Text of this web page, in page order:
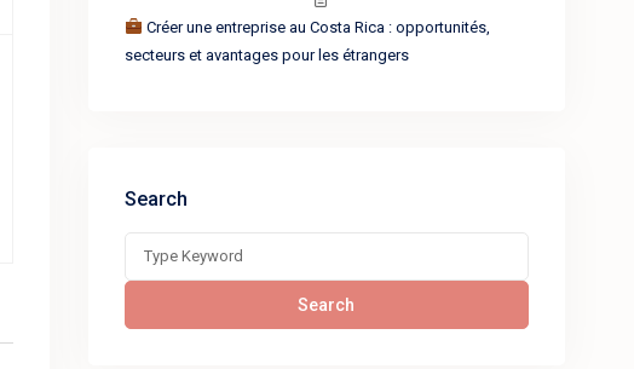
Créer une entreprise au Costa Rica : opportunités,
secteurs et avantages pour les étrangers
Search
Search